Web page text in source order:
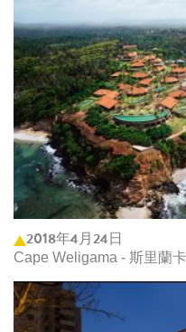
2018年4月24日
Cape Weligama - 斯里蘭